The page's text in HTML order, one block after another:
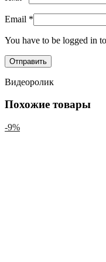
Email *
You have to be logged in
Видеоролик
Похожие товары
-9%